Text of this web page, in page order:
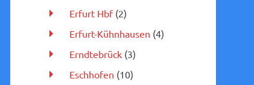
Erfurt Hbf(2)
Erfurt-Kühnhausen (4)
Erndtebrück(3)
Eschhofen (10)